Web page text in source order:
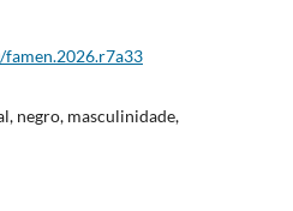
negro, masculinidade,